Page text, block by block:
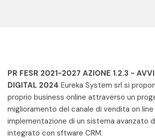
PR FESR 2021-2027 AZIONE 1.2.3 -
DIGITAL 2024 Eureka System srl si
proprio business online attraverso un
miglioramento del canale di vendita on
implementazione di un sistema avanzato
integrato con sftware CRM.